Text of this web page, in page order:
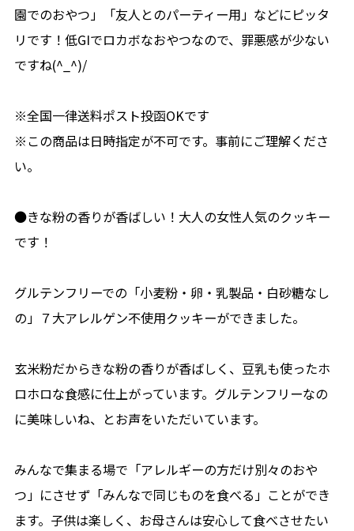
園でのおやつ」「友人とのパーティー用」などにピッタ
リです！低GIでロカボなおやつなので、罪悪感が少ない
ですね(^_^)/
※全国一律送料ポスト投函OKです
※この商品は日時指定が不可です。事前にご理解くださ
い。
●きな粉の香りが香ばしい！大人の女性人気のクッキー
です！
グルテンフリーでの「小麦粉・卵・乳製品・白砂糖なし
の」７大アレルゲン不使用クッキーができました。
玄米粉だからきな粉の香りが香ばしく、豆乳も使ったホ
ロホロな食感に仕上がっています。グルテンフリーなの
に美味しいね、とお声をいただいています。
みんなで集まる場で「アレルギーの方だけ別々のおや
つ」にさせず「みんなで同じものを食べる」ことができ
ます。子供は楽しく、お母さんは安心して食べさせたい